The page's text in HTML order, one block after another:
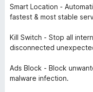
Smart Location -
fastest & most stable
Kill Switch - Stop all
disconnected
Ads Block - Block
malware infection.